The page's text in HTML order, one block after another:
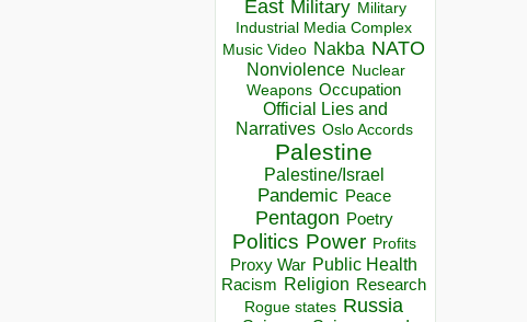
East Military Military
Industrial Media Complex
Music Video Nakba NATO
Nonviolence Nuclear
Weapons Occupation
Official Lies and
Narratives Oslo Accords
Palestine
Palestine/Israel
Pandemic Peace
Pentagon Poetry
Politics Power Profits
Proxy War Public Health
Racism Religion Research
Rogue states Russia